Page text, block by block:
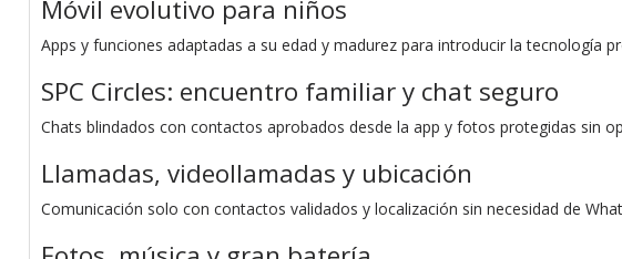
Móvil evolutivo para niños
Apps y funciones adaptadas a su edad y madurez para introducir la tecnología
SPC Circles: encuentro familiar y chat seguro
Chats blindados con contactos aprobados desde la app y fotos protegidas sin
Llamadas, videollamadas y ubicación
Comunicación solo con contactos validados y localización sin necesidad de